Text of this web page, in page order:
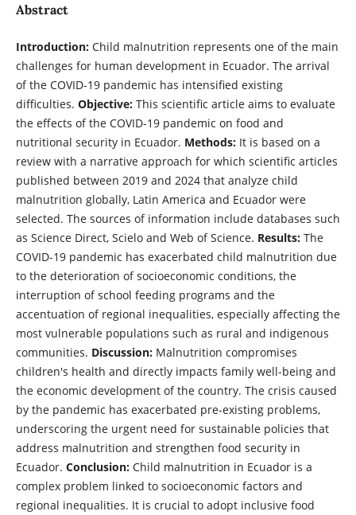
Abstract
Introduction:Child malnutrition represents one of the main
challenges for human development in Ecuador. The arrival
of the COVID-19 pandemic has intensified existing
difficulties. Objective:This scientific article aims to evaluate
the effects of the COVID-19 pandemic on food and
nutritional security in Ecuador. Methods:It is based on a
review with a narrative approach for which scientific articles
published between 2019 and 2024 that analyze child
malnutrition globally, Latin America and Ecuador were
selected. The sources of information include databases such
as Science Direct, Scielo and Web of Science. Results:The
COVID-19 pandemic has exacerbated child malnutrition due
to the deterioration of socioeconomic conditions, the
interruption of school feeding programs and the
accentuation of regional inequalities, especially affecting the
most vulnerable populations such as rural and indigenous
communities. Discussion:Malnutrition compromises
children's health and directly impacts family well-being and
the economic development of the country. The crisis caused
by the pandemic has exacerbated pre-existing problems,
underscoring the urgent need for sustainable policies that
address malnutrition and strengthen food security in
Ecuador. Conclusion:Child malnutrition in Ecuador is a
complex problem linked to socioeconomic factors and
regional inequalities. It is crucial to adopt inclusive food